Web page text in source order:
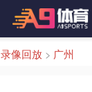
录像回放 > 广州